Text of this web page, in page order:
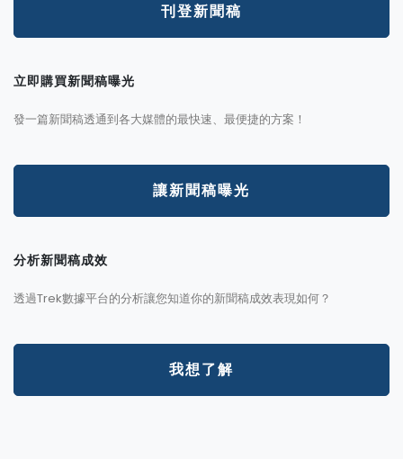
刊登新聞稿
立即購買新聞稿曝光
發一篇新聞稿透通到各大媒體的最快速、最便捷的方案！
讓新聞稿曝光
分析新聞稿成效
透過Trek數據平台的分析讓您知道你的新聞稿成效表現如何？
我想了解